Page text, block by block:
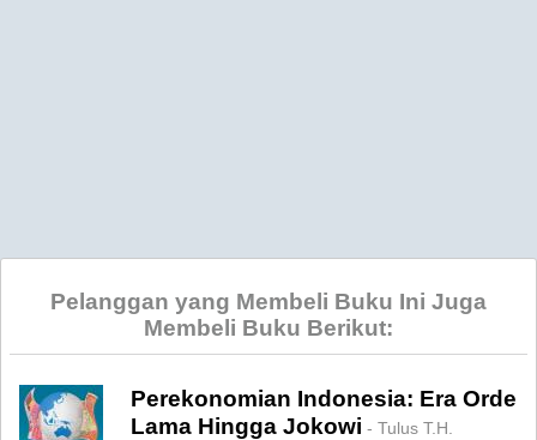
Pelanggan yang Membeli Buku Ini Juga
Membeli Buku Berikut:
Perekonomian Indonesia: Era Orde
Lama Hingga Jokowi - Tulus T.H.